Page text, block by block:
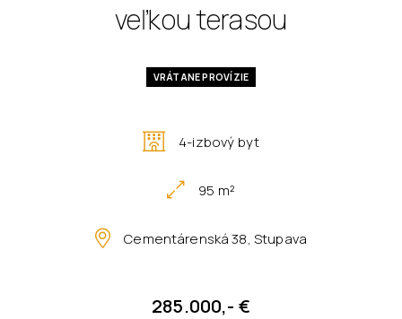
veľkou terasou
VRÁTANE PROVÍZIE
4-izbový byt
95 m²
Cementárenská 38, Stupava
285.000,- €